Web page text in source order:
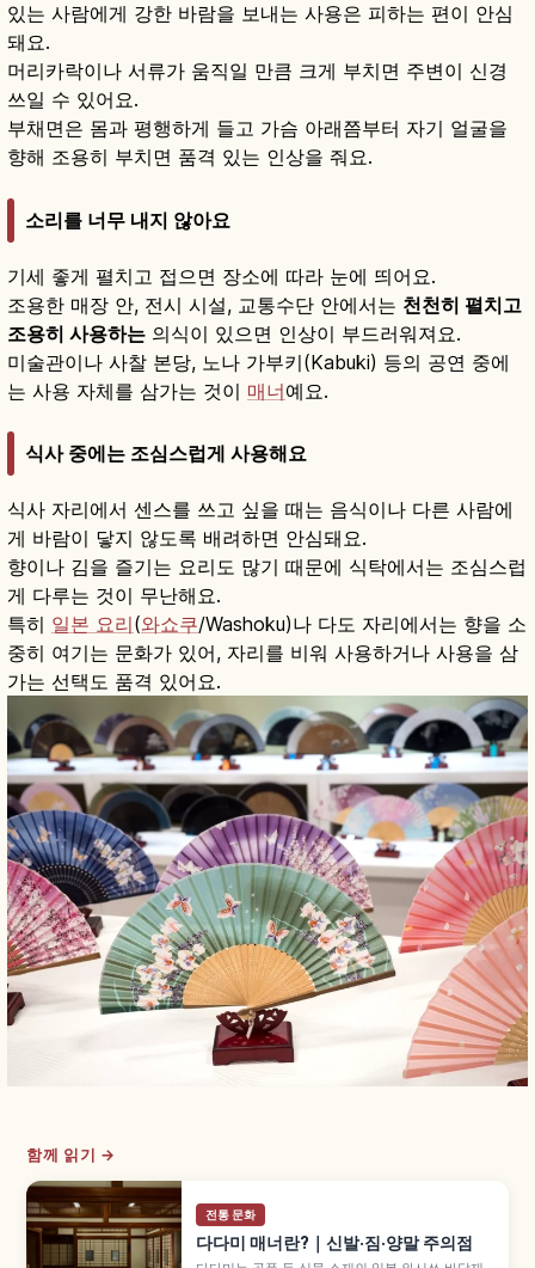
있는 사람에게 강한 바람을 보내는 사용은 피하는 편이 안심
돼요.
머리카락이나 서류가 움직일 만큼 크게 부치면 주변이 신경
쓰일 수 있어요.
부채면은 몸과 평행하게 들고 가슴 아래쯤부터 자기 얼굴을
향해 조용히 부치면 품격 있는 인상을 줘요.
소리를 너무 내지 않아요
기세 좋게 펼치고 접으면 장소에 따라 눈에 띄어요.
조용한 매장 안, 전시 시설, 교통수단 안에서는 천천히 펼치고
조용히 사용하는 의식이 있으면 인상이 부드러워져요.
미술관이나 사찰 본당, 노나 가부키(Kabuki) 등의 공연 중에
는 사용 자체를 삼가는 것이 매너예요.
식사 중에는 조심스럽게 사용해요
식사 자리에서 센스를 쓰고 싶을 때는 음식이나 다른 사람에
게 바람이 닿지 않도록 배려하면 안심돼요.
향이나 김을 즐기는 요리도 많기 때문에 식탁에서는 조심스럽
게 다루는 것이 무난해요.
특히 일본 요리(와쇼쿠/Washoku)나 다도 자리에서는 향을 소
중히 여기는 문화가 있어, 자리를 비워 사용하거나 사용을 삼
가는 선택도 품격 있어요.
함께 읽기 →
전통 문화
다다미 매너란?｜신발·짐·양말 주의점